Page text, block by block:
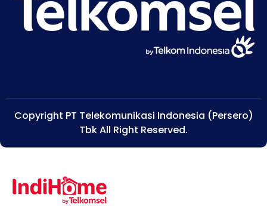
Copyright PT Telekomunikasi Indonesia (Persero)
Tbk All Right Reserved.